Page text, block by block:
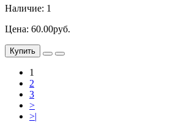
Наличие: 1
Цена: 60.00руб.
Купить
1
2
3
>
>|